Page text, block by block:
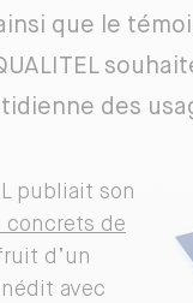
que le
des
publiait son
concrets de
d’un
avec